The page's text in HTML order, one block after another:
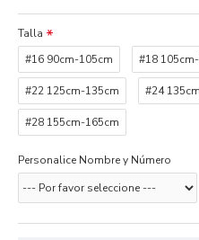
Talla
#16 90cm-105cm
#18
#22 125cm-135cm #24
#28 155cm-165cm
Personalice Nombre y Número